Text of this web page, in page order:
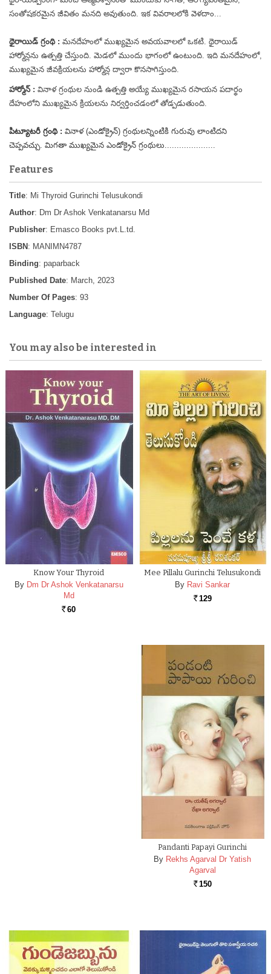
సంతోషకరమైన జీవితం మనది అవుతుంది. ఇక వివరాలలోకి వెళదాం...
థైరాయిడ్ గ్రంథి : మనదేహంలో ముఖ్యమైన అవయవాలలో ఒకటి. థైరాయిడ్
హార్మోన్లను ఉత్పత్తి చేస్తుంది. మెడలో ముందు భాగంలో ఉంటుంది. ఇది మనదేహంలో,
ముఖ్యమైన జీవక్రియలను హార్మోన్ల ద్వారా కొనసాగిస్తుంది.
హార్మోన్ : వినాళ గ్రంథుల నుండి ఉత్పత్తి అయ్యే ముఖ్యమైన రసాయన పదార్థం
దేహంలోని ముఖ్యమైన క్రియలను నిర్వర్తించడంలో తోడ్పడుతుంది.
పిట్యూటరీ గ్రంథి : వినాళ (ఎండోక్రైన్) గ్రంథులన్నింటికి గురువు లాంటిదని
చెప్పవచ్చు. మిగతా ముఖ్యమైన ఎండోక్రైన్ గ్రంథులు.....................
Features
Title: Mi Thyroid Gurinchi Telusukondi
Author: Dm Dr Ashok Venkatanarsu Md
Publisher: Emasco Books pvt.L.td.
ISBN : MANIMN4787
Binding: paparback
Published Date: March, 2023
Number Of Pages: 93
Language: Telugu
You may also be interested in
Know Your Thyroid
By Dm Dr Ashok Venkatanarsu
Md
Rs. 60
Mee Pillalu Gurinchi Telusukondi
By Ravi Sankar
Rs. 129
Pandanti Papayi Gurinchi
By Rekhs Agarval Dr Yatish
Agarval
Rs. 150